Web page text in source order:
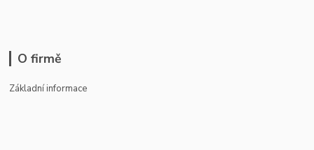
O firmě
Základní informace